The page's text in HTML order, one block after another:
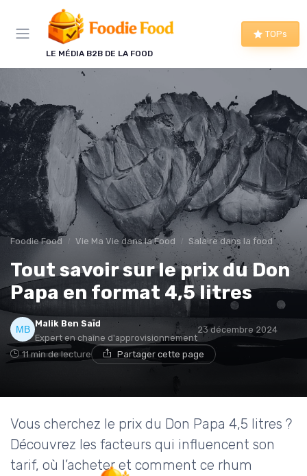
LE MÉDIA B2B DE LA FOOD
TOPs
Foodie Food Vie Ma Vie dans la Food Salaire dans la food
Tout savoir sur le prix du Don
Papa en format 4,5 litres
Malik Ben Saïd
Expert en chaîne d'approvisionnement
23 décembre 2024
11 min de lecture Partager cette page
Vous cherchez le prix du Don Papa 4,5 litres ?
Découvrez les facteurs qui influencent son
tarif, où l’acheter et comment ce rhum
Panneau de gestion des cookies